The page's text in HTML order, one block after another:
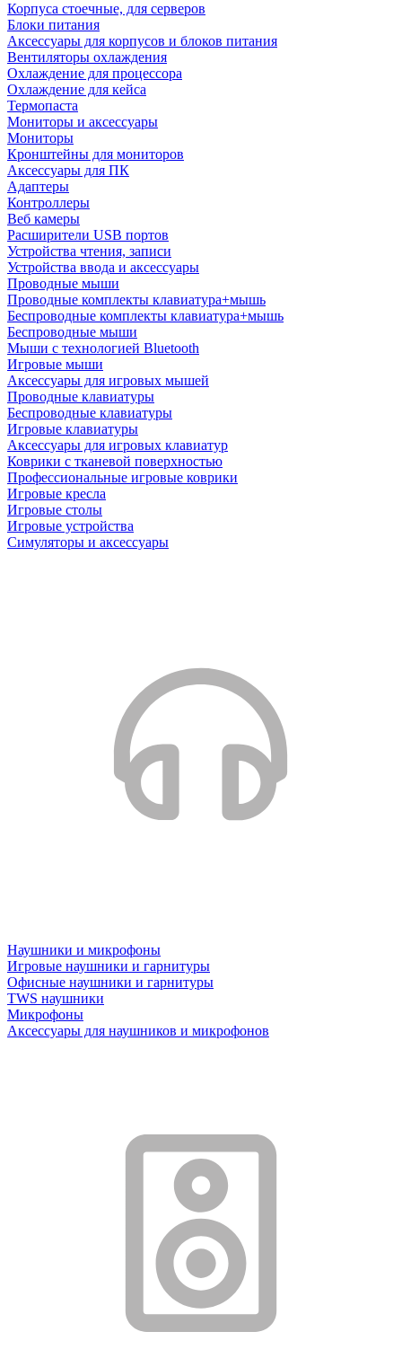
Корпуса стоечные, для серверов
Блоки питания
Аксессуары для корпусов и блоков питания
Вентиляторы охлаждения
Охлаждение для процессора
Охлаждение для кейса
Термопаста
Мониторы и аксессуары
Мониторы
Кронштейны для мониторов
Аксессуары для ПК
Адаптеры
Контроллеры
Веб камеры
Расширители USB портов
Устройства чтения, записи
Устройства ввода и аксессуары
Проводные мыши
Проводные комплекты клавиатура+мышь
Беспроводные комплекты клавиатура+мышь
Беспроводные мыши
Мыши с технологией Bluetooth
Игровые мыши
Аксессуары для игровых мышей
Проводные клавиатуры
Беспроводные клавиатуры
Игровые клавиатуры
Аксессуары для игровых клавиатур
Коврики с тканевой поверхностью
Профессиональные игровые коврики
Игровые кресла
Игровые столы
Игровые устройства
Симуляторы и аксессуары
Наушники и микрофоны
Игровые наушники и гарнитуры
Офисные наушники и гарнитуры
TWS наушники
Микрофоны
Аксессуары для наушников и микрофонов